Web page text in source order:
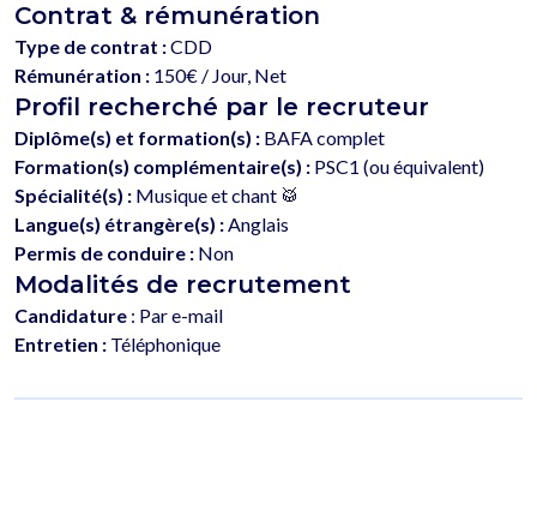
Contrat & rémunération
Type de contrat :CDD
Rémunération : 150€ / Jour, Net
Profil recherché par le recruteur
Diplôme(s) et formation(s) : BAFA complet
Formation(s) complémentaire(s) : PSC1 (ou équivalent)
Spécialité(s) : Musique et chant 🥁
Langue(s) étrangère(s) :Anglais
Permis de conduire : Non
Modalités de recrutement
Candidature : Par e-mail
Entretien : Téléphonique